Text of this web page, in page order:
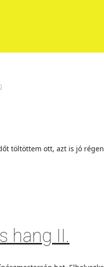
ott, azt is jó
hang II.